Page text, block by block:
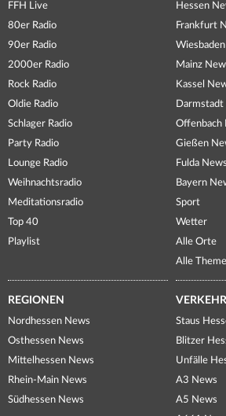
FFH Live
80er Radio
90er Radio
2000er Radio
Rock Radio
Oldie Radio
Schlager Radio
Party Radio
Lounge Radio
Weihnachtsradio
Meditationsradio
Top 40
Playlist
Hessen
Frankfurt
Mainz
Kassel
Darmstadt
Offenbach
Gießen
Fulda News
Bayern
Sport
Wetter
Alle Orte
Alle
REGIONEN
Nordhessen News
Osthessen News
Mittelhessen News
Rhein-Main News
Südhessen News
VERKEHR
Staus
Blitzer
Unfälle
A3 News
A5 News